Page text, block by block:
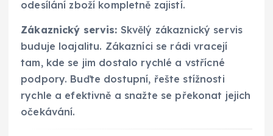
odesílání zboží kompletně zajistí.
Zákaznický servis: Skvělý zákaznický servis
buduje loajalitu. Zákazníci se rádi vracejí
tam, kde se jim dostalo rychlé a vstřícné
podpory. Buďte dostupní, řešte stížnosti
rychle a efektivně a snažte se překonat jejich
očekávání.